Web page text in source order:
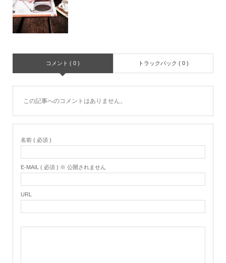
コメント ( 0 ) トラックバック ( 0 )
この記事へのコメントはありません。
名前 ( 必須 )
E-MAIL ( 必須 ) ※ 公開されません
URL